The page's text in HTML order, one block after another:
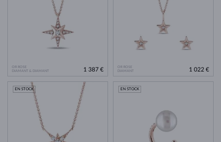
OR ROSE
DIAMANT & DIAMANT
1 387 €
OR ROSE
DIAMANT
1 022 €
EN STOCK EN STOCK